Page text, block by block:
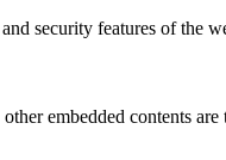
security features of the
embedded contents are